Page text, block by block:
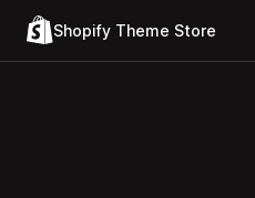
Shopify Theme Store